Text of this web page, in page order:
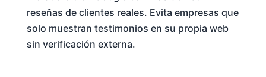
reseñas de clientes reales. Evita empresas que
solo muestran testimonios en su propia web
sin verificación externa.